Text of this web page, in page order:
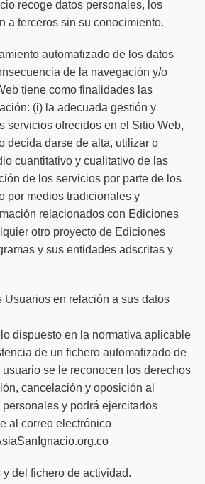
recoge datos personales, los
a terceros sin su conocimiento.
automatizado de los datos
de la navegación y/o
tiene como finalidades las
(i) la adecuada gestión y
servicios ofrecidos en el Sitio Web,
decida darse de alta, utilizar o
cuantitativo y cualitativo de las
de los servicios por parte de los
por medios tradicionales y
relacionados con Ediciones
otro proyecto de Ediciones
y sus entidades adscritas y
Usuarios en relación a sus datos
dispuesto en la normativa aplicable
de un fichero automatizado de
se le reconocen los derechos
cancelación y oposición al
y podrá ejercitarlos
al correo electrónico
del fichero de actividad.